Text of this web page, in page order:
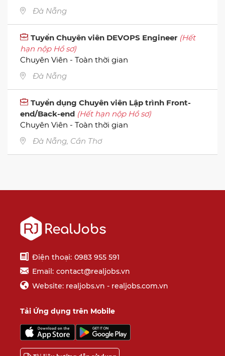
Đà Nẵng
Tuyển Chuyên viên DEVOPS Engineer (Hết
hạn nộp Hồ sơ)
Chuyên Viên - Toàn thời gian
Đà Nẵng
Tuyển dụng Chuyên viên Lập trình Front-
end/Back-end (Hết hạn nộp Hồ sơ)
Chuyên Viên - Toàn thời gian
Đà Nẵng, Cần Thơ
Điện thoại: 0983 955 591
Email: contact@realjobs.vn
Website: realjobs.vn - realjobs.com.vn
Tải Ứng dụng trên Mobile